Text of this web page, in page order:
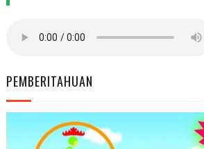
PEMBERITAHUAN